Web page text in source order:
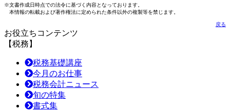
※文書作成日時点での法令に基づく内容となっております。
本情報の転載および著作権法に定められた条件以外の複製等を禁じます。
戻る
お役立ちコンテンツ
【税務】
税務基礎講座
今月のお仕事
税務会計ニュース
旬の特集
書式集